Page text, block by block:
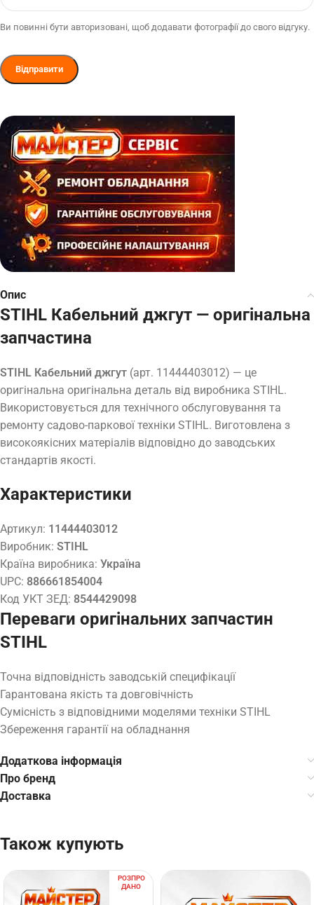
Ви повинні бути авторизовані, щоб додавати фотографії до свого відгуку.
Опис
STIHL Кабельний джгут — оригінальна
запчастина
STIHL Кабельний джгут (арт. 11444403012) — це
оригінальна оригінальна деталь від виробника STIHL.
Використовується для технічного обслуговування та
ремонту садово-паркової техніки STIHL. Виготовлена з
високоякісних матеріалів відповідно до заводських
стандартів якості.
Характеристики
Артикул: 11444403012
Виробник: STIHL
Країна виробника: Україна
UPC: 886661854004
Код УКТ ЗЕД: 8544429098
Переваги оригінальних запчастин
STIHL
Точна відповідність заводській специфікації
Гарантована якість та довговічність
Сумісність з відповідними моделями техніки STIHL
Збереження гарантії на обладнання
Додаткова інформація
Про бренд
Доставка
Також купують
РОЗПРО
ДАНО